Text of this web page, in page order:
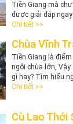
Tiền Giang mà
được giải đáp
Chi tiết >>
Chùa Vĩnh
Tiền Giang là
ngôi chùa lớn,
gì hay? Tìm hiểu
Chi tiết >>
Cù Lao Thới